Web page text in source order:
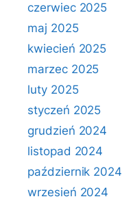
czerwiec 2025
maj 2025
kwiecień 2025
marzec 2025
luty 2025
styczeń 2025
grudzień 2024
listopad 2024
październik 2024
wrzesień 2024